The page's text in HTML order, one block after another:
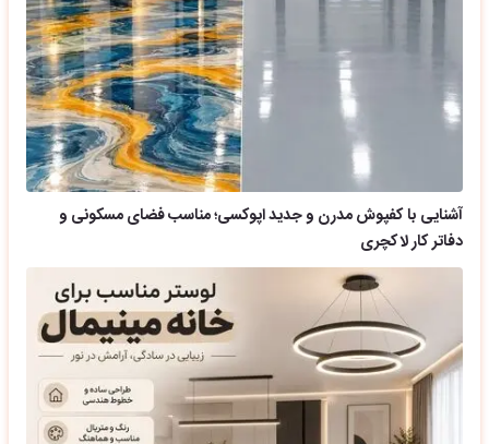
آشنایی با کفپوش مدرن و جدید اپوکسی؛ مناسب فضای مسکونی و
دفاتر کار لاکچری